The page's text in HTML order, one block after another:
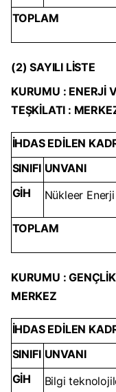
TOPLAM
(2) SAYILI LİSTE
KURUMU : ENERJİ
TEŞKİLATI :
İHDAS EDİLEN
SINIFI UNVANI
GİH
Nükleer
TOPLAM
KURUMU :
MERKEZ
İHDAS EDİLEN
SINIFI UNVANI
GİH
Bilgi